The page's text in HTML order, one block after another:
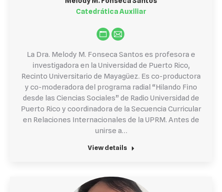
Catedrática Auxiliar
La Dra. Melody M. Fonseca Santos es profesora e
investigadora en la Universidad de Puerto Rico,
Recinto Universitario de Mayagüez. Es co-productora
y co-moderadora del programa radial “Hilando Fino
desde las Ciencias Sociales” de Radio Universidad de
Puerto Rico y coordinadora de la Secuencia Curricular
en Relaciones Internacionales de la UPRM. Antes de
unirse a…
Personal
blog
/
website
E-
mail
View details